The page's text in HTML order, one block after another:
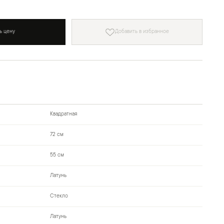
цену Добавить в избранное
Квадратная
72 см
55 см
Латунь
Стекло
Латунь